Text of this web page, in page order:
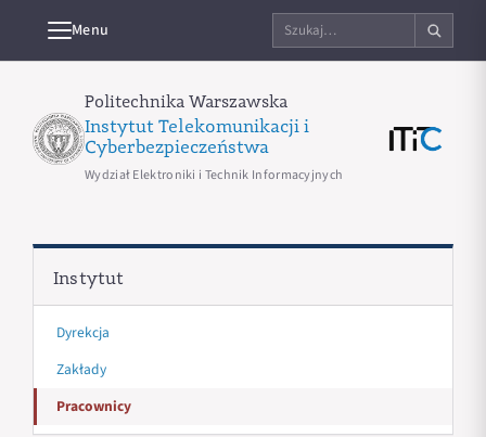
Menu
Szukaj
na
stronie
Politechnika Warszawska
Instytut Telekomunikacji i
Cyberbezpieczeństwa
Wydział Elektroniki i Technik Informacyjnych
Instytut
Dyrekcja
Zakłady
Pracownicy